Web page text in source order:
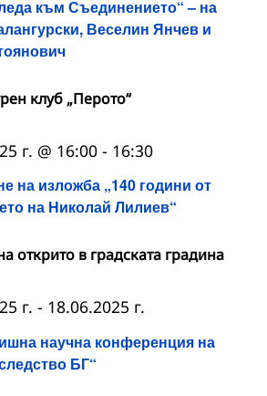
към Съединението“ – на
Веселин Янчев и
клуб „Перото“
на изложба „140 години от
на Николай Лилиев“
г. @ 16:00 - 16:30
открито в градската градина
научна конференция на
БГ“
г. - 18.06.2025 г.